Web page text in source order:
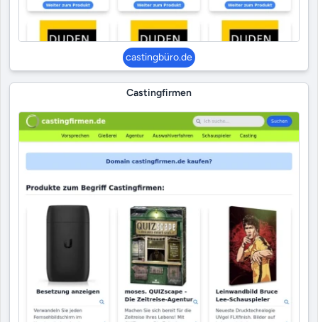
castingbüro.de
Castingfirmen